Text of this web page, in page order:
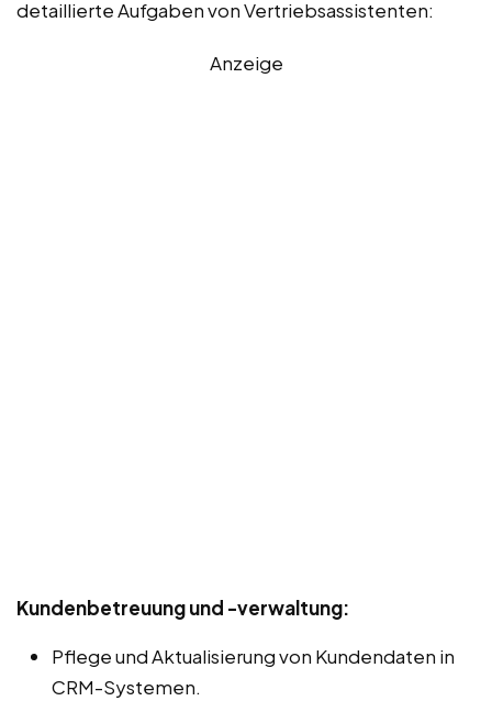
detaillierte Aufgaben von Vertriebsassistenten:
Anzeige
Kundenbetreuung und -verwaltung:
Pflege und Aktualisierung von Kundendaten in
CRM-Systemen.